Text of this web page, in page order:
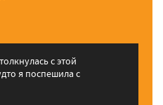
с этой
я поспешила с